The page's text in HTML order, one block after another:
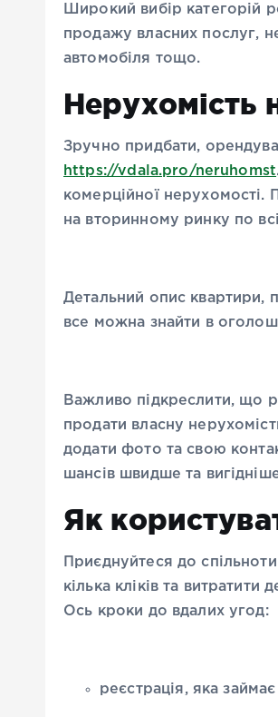
Широкий вибір категорій
продажу власних послуг,
автомобіля тощо.
Нерухомість
Зручно придбати,
https://vdala.pro/neruhomst
комерційної нерухомості.
на вторинному ринку по
Детальний опис квартири,
все можна знайти в
Важливо підкреслити, що
продати власну
додати фото та свою
шансів швидше та
Як
Приєднуйтеся до
кілька кліків та
Ось кроки до вдалих угод:
реєстрація, яка